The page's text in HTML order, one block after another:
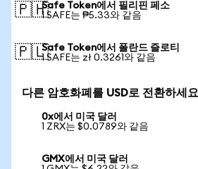
🇵🇭Safe Token에서 필리핀 페소
1 SAFE는 ₱5.33와 같음
🇵🇱Safe Token에서 폴란드 즐로티
1 SAFE는 zł 0.3261와 같음
다른 암호화폐를 USD로 전환하세요
0x에서 미국 달러
1 ZRX는 $0.0789와 같음
GMX에서 미국 달러